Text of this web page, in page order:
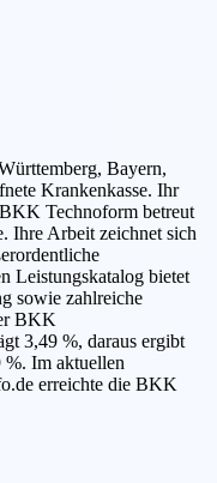
Bayern,
Krankenkasse. Ihr
Technoform betreut
Ihre Arbeit zeichnet sich
Leistungskatalog bietet
sowie zahlreiche
BKK
3,49 %, daraus ergibt
%. Im aktuellen
erreichte die BKK